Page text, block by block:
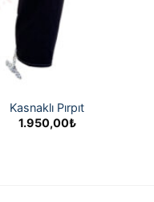
Kasnaklı Pırpıt
1.950,00₺